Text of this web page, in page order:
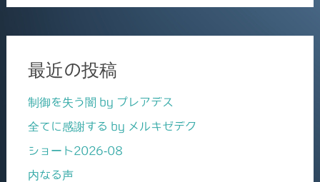
最近の投稿
制御を失う闇 by プレアデス
全てに感謝する by メルキゼデク
ショート2026-08
内なる声